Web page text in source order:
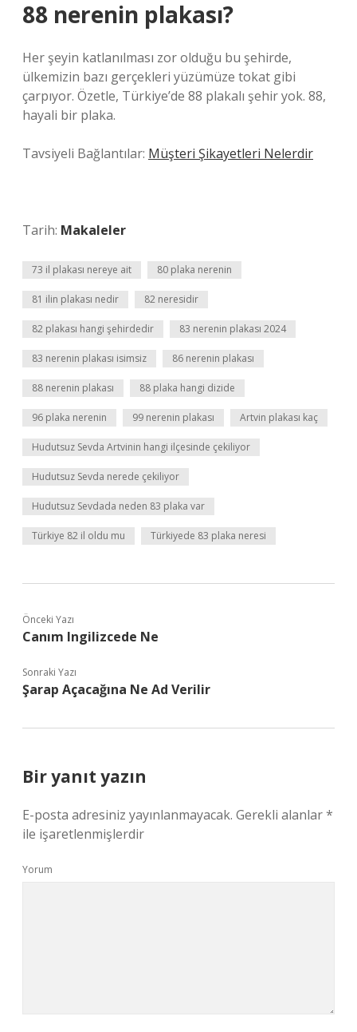
88 nerenin plakası?
Her şeyin katlanılması zor olduğu bu şehirde,
ülkemizin bazı gerçekleri yüzümüze tokat gibi
çarpıyor. Özetle, Türkiye’de 88 plakalı şehir yok. 88,
hayali bir plaka.
Tavsiyeli Bağlantılar: Müşteri Şikayetleri Nelerdir
Tarih: Makaleler
73 il plakası nereye ait 80 plaka nerenin
81 ilin plakası nedir 82 neresidir
82 plakası hangi şehirdedir 83 nerenin plakası 2024
83 nerenin plakası isimsiz 86 nerenin plakası
88 nerenin plakası 88 plaka hangi dizide
96 plaka nerenin 99 nerenin plakası Artvin plakası kaç
Hudutsuz Sevda Artvinin hangi ilçesinde çekiliyor
Hudutsuz Sevda nerede çekiliyor
Hudutsuz Sevdada neden 83 plaka var
Türkiye 82 il oldu mu Türkiyede 83 plaka neresi
Önceki Yazı
Canım Ingilizcede Ne
Sonraki Yazı
Şarap Açacağına Ne Ad Verilir
Bir yanıt yazın
E-posta adresiniz yayınlanmayacak. Gerekli alanlar*
ile işaretlenmişlerdir
Yorum